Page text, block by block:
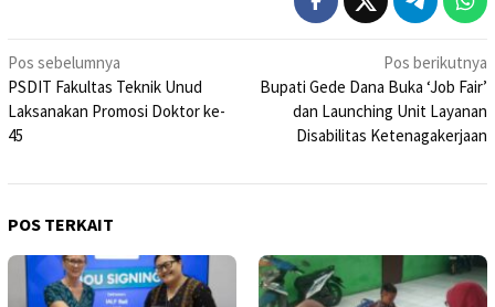
Navigasi
pos
Pos sebelumnya
PSDIT Fakultas Teknik Unud
Laksanakan Promosi Doktor ke-
45
Pos berikutnya
Bupati Gede Dana Buka ‘Job Fair’
dan Launching Unit Layanan
Disabilitas Ketenagakerjaan
POS TERKAIT